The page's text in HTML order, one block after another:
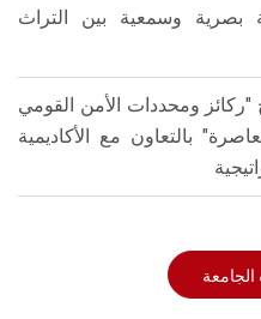
بصرية وسمعية بين التراث
ومحددات الأمن القومي
بالتعاون مع الأكاديمية